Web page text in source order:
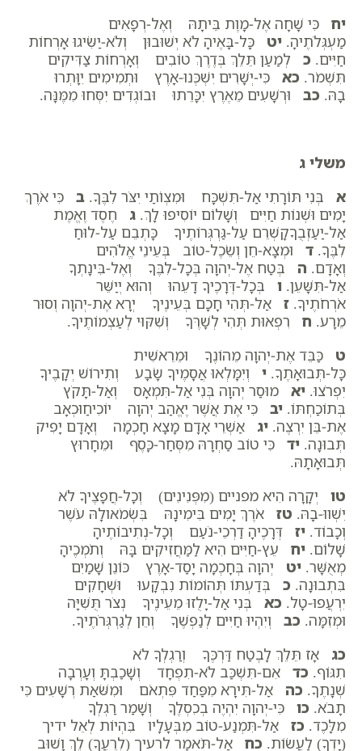
יח כִּי שָׁחָה אֶל-מָוֶת בֵּיתָהּ וְאֶל-רְפָאִים
מַעְגְּלֹתֶיהָ. יט כָּל-בָּאֶיהָ לֹא יְשׁוּבוּן וְלֹא-יַשִּׂיגוּ אָרְחוֹת
חַיִּים. כ לְמַעַן תֵּלֵךְ בְּדֶרֶךְ טוֹבִים וְאָרְחוֹת צַדִּיקִים
תִּשְׁמֹר. כא כִּי-יְשָׁרִים יִשְׁכְּנוּ-אָרֶץ וּתְמִימִים יִוָּתְרוּ
בָהּ. כב וּרְשָׁעִים מֵאֶרֶץ יִכָּרֵתוּ וּבוֹגְדִים יִסְּחוּ מִמֶּנָּה.
משלי ג
א בְּנִי תּוֹרָתִי אַל-תִּשְׁכָּח וּמִצְו‍ֹתַי יִצֹּר לִבֶּךָ. ב כִּי אֹרֶךְ
יָמִים וּשְׁנוֹת חַיִּים וְשָׁלוֹם יוֹסִיפוּ לָךְ. ג חֶסֶד וֶאֱמֶת
אַל-יַעַזְבֻךָקָשְׁרֵם עַל-גַּרְגְּרוֹתֶיךָ כָּתְבֵם עַל-לוּחַ
לִבֶּךָ. ד וּמְצָא-חֵן וְשֵׂכֶל-טוֹב בְּעֵינֵי אֱלֹהִים
וְאָדָם. ה בְּטַח אֶל-יְהוָה בְּכָל-לִבֶּךָ וְאֶל-בִּינָתְךָ
אַל-תִּשָּׁעֵן. ו בְּכָל-דְּרָכֶיךָ דָעֵהוּ וְהוּא יְיַשֵּׁר
אֹרְחֹתֶיךָ. ז אַל-תְּהִי חָכָם בְּעֵינֶיךָ יְרָא אֶת-יְהוָה וְסוּר
מֵרָע. ח רִפְאוּת תְּהִי לְשָׁרֶּךָ וְשִׁקּוּי לְעַצְמוֹתֶיךָ.
ט כַּבֵּד אֶת-יְהוָה מֵהוֹנֶךָ וּמֵרֵאשִׁית
כָּל-תְּבוּאָתֶךָ. י וְיִמָּלְאוּ אֲסָמֶיךָ שָׂבָע וְתִירוֹשׁ יְקָבֶיךָ
יִפְרֹצוּ. יא מוּסַר יְהוָה בְּנִי אַל-תִּמְאָס וְאַל-תָּקֹץ
בְּתוֹכַחְתּוֹ. יב כִּי אֶת אֲשֶׁר יֶאֱהַב יְהוָה יוֹכִיחַוּכְאָב
אֶת-בֵּן יִרְצֶה. יג אַשְׁרֵי אָדָם מָצָא חָכְמָה וְאָדָם יָפִיק
תְּבוּנָה. יד כִּי טוֹב סַחְרָהּ מִסְּחַר-כָּסֶף וּמֵחָרוּץ
תְּבוּאָתָהּ.
טו יְקָרָה הִיא מפניים (מִפְּנִינִים) וְכָל-חֲפָצֶיךָ לֹא
יִשְׁווּ-בָהּ. טז אֹרֶךְ יָמִים בִּימִינָהּ בִּשְׂמֹאולָהּ עֹשֶׁר
וְכָבוֹד. יז דְּרָכֶיהָ דַרְכֵי-נֹעַם וְכָל-נְתִיבוֹתֶיהָ
שָׁלוֹם. יח עֵץ-חַיִּים הִיא לַמַּחֲזִיקִים בָּהּ וְתֹמְכֶיהָ
מְאֻשָּׁר. יט יְהוָה בְּחָכְמָה יָסַד-אָרֶץ כּוֹנֵן שָׁמַיִם
בִּתְבוּנָה. כ בְּדַעְתּוֹ תְּהוֹמוֹת נִבְקָעוּ וּשְׁחָקִים
יִרְעֲפוּ-טָל. כא בְּנִי אַל-יָלֻזוּ מֵעֵינֶיךָ נְצֹר תֻּשִׁיָּה
וּמְזִמָּה. כב וְיִהְיוּ חַיִּים לְנַפְשֶׁךָ וְחֵן לְגַרְגְּרֹתֶיךָ.
כג אָז תֵּלֵךְ לָבֶטַח דַּרְכֶּךָ וְרַגְלְךָ לֹא
תִגּוֹף. כד אִם-תִּשְׁכַּב לֹא-תִפְחָד וְשָׁכַבְתָּ וְעָרְבָה
שְׁנָתֶךָ. כה אַל-תִּירָא מִפַּחַד פִּתְאֹם וּמִשֹּׁאַת רְשָׁעִים כִּי
תָבֹא. כו כִּי-יְהוָה יִהְיֶה בְכִסְלֶךָ וְשָׁמַר רַגְלְךָ
מִלָּכֶד. כז אַל-תִּמְנַע-טוֹב מִבְּעָלָיו בִּהְיוֹת לְאֵל ידיך
(יָדְךָ) לַעֲשׂוֹת. כח אַל-תֹּאמַר לרעיך (לְרֵעֲךָ) לֵךְ וָשׁוּב